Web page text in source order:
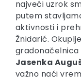
najveći uzrok
putem
aktivnosti i
Žnidarić.
Jasenka
važno naći